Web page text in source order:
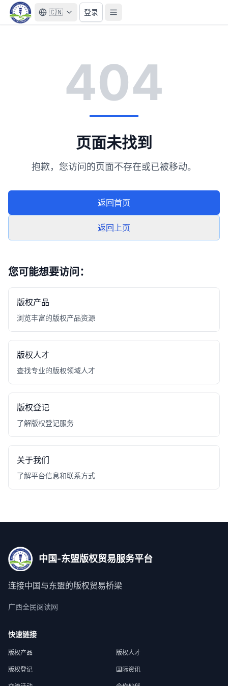
🇨🇳 登录
404
页面未找到
抱歉，您访问的页面不存在或已被移动。
返回首页
返回上页
您可能想要访问：
版权产品
浏览丰富的版权产品资源
版权人才
查找专业的版权领域人才
版权登记
了解版权登记服务
关于我们
了解平台信息和联系方式
中国-东盟版权贸易服务平台
连接中国与东盟的版权贸易桥梁
广西全民阅读网
快速链接
版权产品 版权人才
版权登记 国际资讯